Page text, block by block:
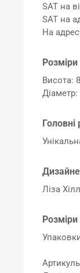
SAT на
SAT на
На
Висота:
Головні
Ліза
Розміри